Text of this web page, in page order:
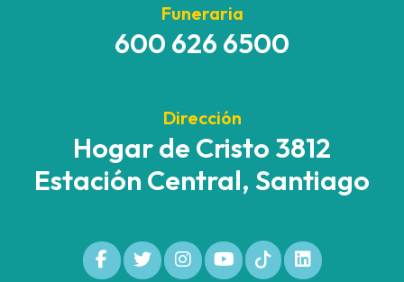
Funeraria
600 626 6500
Dirección
Hogar de Cristo 3812
Estación Central, Santiago